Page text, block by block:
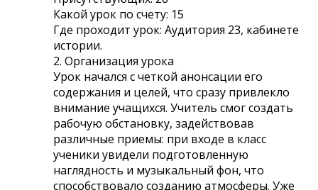
Какой урок по счету: 15
Где проходит урок: Аудитория 23, кабинете
истории.
2. Организация урока
Урок начался с четкой анонсации его
содержания и целей, что сразу привлекло
внимание учащихся. Учитель смог создать
рабочую обстановку, задействовав
различные приемы: при входе в класс
ученики увидели подготовленную
наглядность и музыкальный фон, что
способствовало созданию атмосферы. Уже